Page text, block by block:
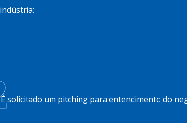
É solicitado um pitching para entendimento do